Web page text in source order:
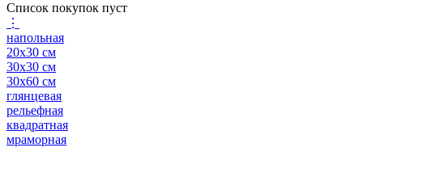
Список покупок пуст
⋮
напольная
20x30 см
30x30 см
30x60 см
глянцевая
рельефная
квадратная
мраморная